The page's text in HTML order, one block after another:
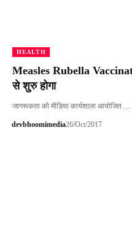
HEALTH
Measles Rubella
से शुरु होगा
जागरूकता को मीडिया कार्यशाला आयोजित
devbhoomimedia26/Oct/2017